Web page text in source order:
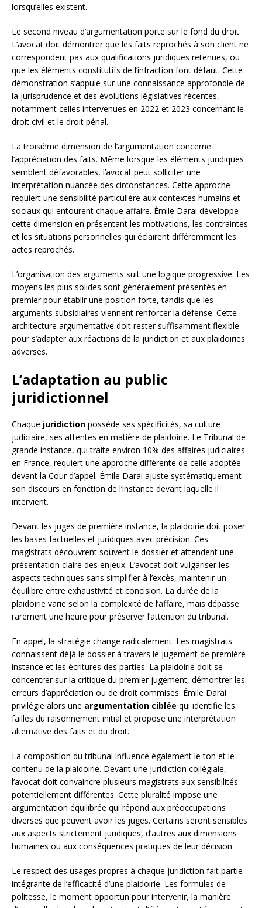
lorsqu’elles existent.
Le second niveau d’argumentation porte sur le fond du droit.
L’avocat doit démontrer que les faits reprochés à son client ne
correspondent pas aux qualifications juridiques retenues, ou
que les éléments constitutifs de l’infraction font défaut. Cette
démonstration s’appuie sur une connaissance approfondie de
la jurisprudence et des évolutions législatives récentes,
notamment celles intervenues en 2022 et 2023 concernant le
droit civil et le droit pénal.
La troisième dimension de l’argumentation concerne
l’appréciation des faits. Même lorsque les éléments juridiques
semblent défavorables, l’avocat peut solliciter une
interprétation nuancée des circonstances. Cette approche
requiert une sensibilité particulière aux contextes humains et
sociaux qui entourent chaque affaire. Émile Darai développe
cette dimension en présentant les motivations, les contraintes
et les situations personnelles qui éclairent différemment les
actes reprochés.
L’organisation des arguments suit une logique progressive. Les
moyens les plus solides sont généralement présentés en
premier pour établir une position forte, tandis que les
arguments subsidiaires viennent renforcer la défense. Cette
architecture argumentative doit rester suffisamment flexible
pour s’adapter aux réactions de la juridiction et aux plaidoiries
adverses.
L’adaptation au public
juridictionnel
Chaque juridiction possède ses spécificités, sa culture
judiciaire, ses attentes en matière de plaidoirie. Le Tribunal de
grande instance, qui traite environ 10% des affaires judiciaires
en France, requiert une approche différente de celle adoptée
devant la Cour d’appel. Émile Darai ajuste systématiquement
son discours en fonction de l’instance devant laquelle il
intervient.
Devant les juges de première instance, la plaidoirie doit poser
les bases factuelles et juridiques avec précision. Ces
magistrats découvrent souvent le dossier et attendent une
présentation claire des enjeux. L’avocat doit vulgariser les
aspects techniques sans simplifier à l’excès, maintenir un
équilibre entre exhaustivité et concision. La durée de la
plaidoirie varie selon la complexité de l’affaire, mais dépasse
rarement une heure pour préserver l’attention du tribunal.
En appel, la stratégie change radicalement. Les magistrats
connaissent déjà le dossier à travers le jugement de première
instance et les écritures des parties. La plaidoirie doit se
concentrer sur la critique du premier jugement, démontrer les
erreurs d’appréciation ou de droit commises. Émile Darai
privilégie alors une argumentation ciblée qui identifie les
failles du raisonnement initial et propose une interprétation
alternative des faits et du droit.
La composition du tribunal influence également le ton et le
contenu de la plaidoirie. Devant une juridiction collégiale,
l’avocat doit convaincre plusieurs magistrats aux sensibilités
potentiellement différentes. Cette pluralité impose une
argumentation équilibrée qui répond aux préoccupations
diverses que peuvent avoir les juges. Certains seront sensibles
aux aspects strictement juridiques, d’autres aux dimensions
humaines ou aux conséquences pratiques de leur décision.
Le respect des usages propres à chaque juridiction fait partie
intégrante de l’efficacité d’une plaidoirie. Les formules de
politesse, le moment opportun pour intervenir, la manière